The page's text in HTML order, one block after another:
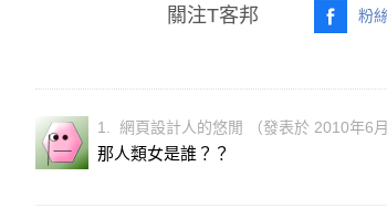
關注T客邦 粉
1. 網頁設計人的悠閒 （發表於 2010年6
那人類女是誰？？